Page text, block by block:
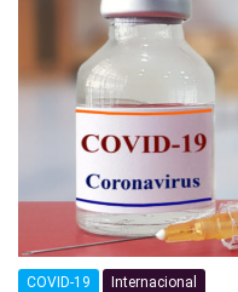
COVID-19 Internacional